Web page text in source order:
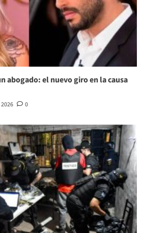
abogado: el nuevo giro en la causa
0